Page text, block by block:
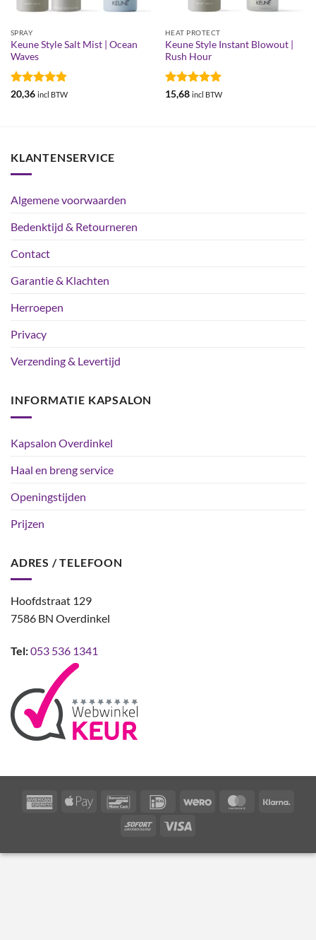
SPRAY
Keune Style Salt Mist | Ocean
Waves
Gewaardeerd
20,36 incl BTW
HEAT PROTECT
Keune Style Instant Blowout |
Rush Hour
Gewaardeerd
15,68 incl BTW
KLANTENSERVICE
Algemene voorwaarden
Bedenktijd & Retourneren
Contact
Garantie & Klachten
Herroepen
Privacy
Verzending & Levertijd
INFORMATIE KAPSALON
Kapsalon Overdinkel
Haal en breng service
Openingstijden
Prijzen
ADRES / TELEFOON
Hoofdstraat 129
7586 BN Overdinkel
Tel:053 536 1341
AmericanApple
BancontactIDeal Wero MasterCard
Sofort